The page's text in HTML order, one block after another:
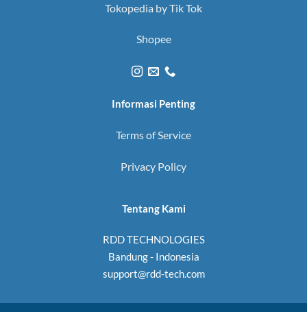
Tokopedia by Tik Tok
Shopee
Informasi Penting
Terms of Service
Privacy Policy
Tentang Kami
RDD TECHNOLOGIES
Bandung - Indonesia
support@rdd-tech.com